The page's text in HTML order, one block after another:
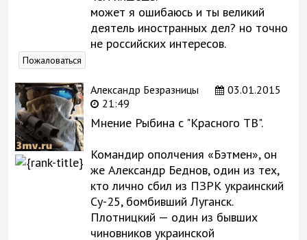
может я ошибаюсь и ты великий
деятель иностранных дел? но точно
не российских интересов.
Пожаловаться
Александр Безразницы
03.01.2015
21:49
Мнение Рыбина с "Красного ТВ".
Командир ополчения «Бэтмен», он
же Александр Беднов, один из тех,
кто лично сбил из ПЗРК украинский
Су-25, бомбивший Луганск.
Плотницкий — один из бывших
чиновников украинской